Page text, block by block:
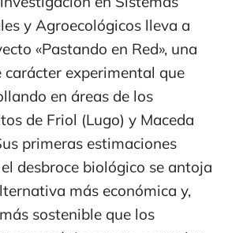
y Agroecológicos lleva a
«Pastando en Red», una
experimental que
en áreas de los
de Friol (Lugo) y Maceda
primeras estimaciones
desbroce biológico se antoja
más económica y,
sostenible que los